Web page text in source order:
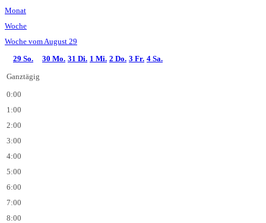
Monat
Woche
Woche vom August 29
29 So. 30 Mo. 31 Di. 1 Mi. 2 Do. 3 Fr. 4 Sa.
Ganztägig
0:00
1:00
2:00
3:00
4:00
5:00
6:00
7:00
8:00